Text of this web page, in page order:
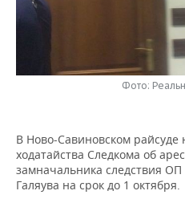
НЕФТЕХИМИЯ
ОПК
ТРАНСПОРТ
ТЕЛЕКОММУНИКАЦИИ
НОВОСТИ МЕРОПРИЯТИЙ
БИЗНЕС-БРАНЧИ
ONLINE-КОНФЕРЕНЦИИ
ФУТБОЛ
ХОККЕЙ
НОВОСТИ ОБЩЕСТВА
ВЛАСТЬ
ФОТОГАЛЕРЕЯ
СЮЖЕТЫ
Фото:
В Ново-Савиновском райсуде
ходатайства Следкома об
замначальника следствия
Галяува на срок до 1 октября.